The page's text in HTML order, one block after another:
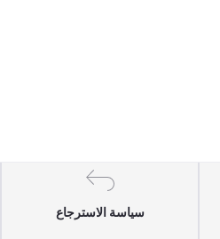
سياسة الاسترجاع